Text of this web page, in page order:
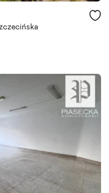
Na sprzedaż bezczynsz
w Kamieniu Pomorskim p
Lokal mieści się na.